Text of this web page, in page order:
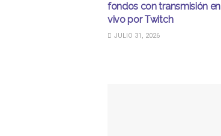
fondos con transmisión en
vivo por Twitch
JULIO 31, 2026